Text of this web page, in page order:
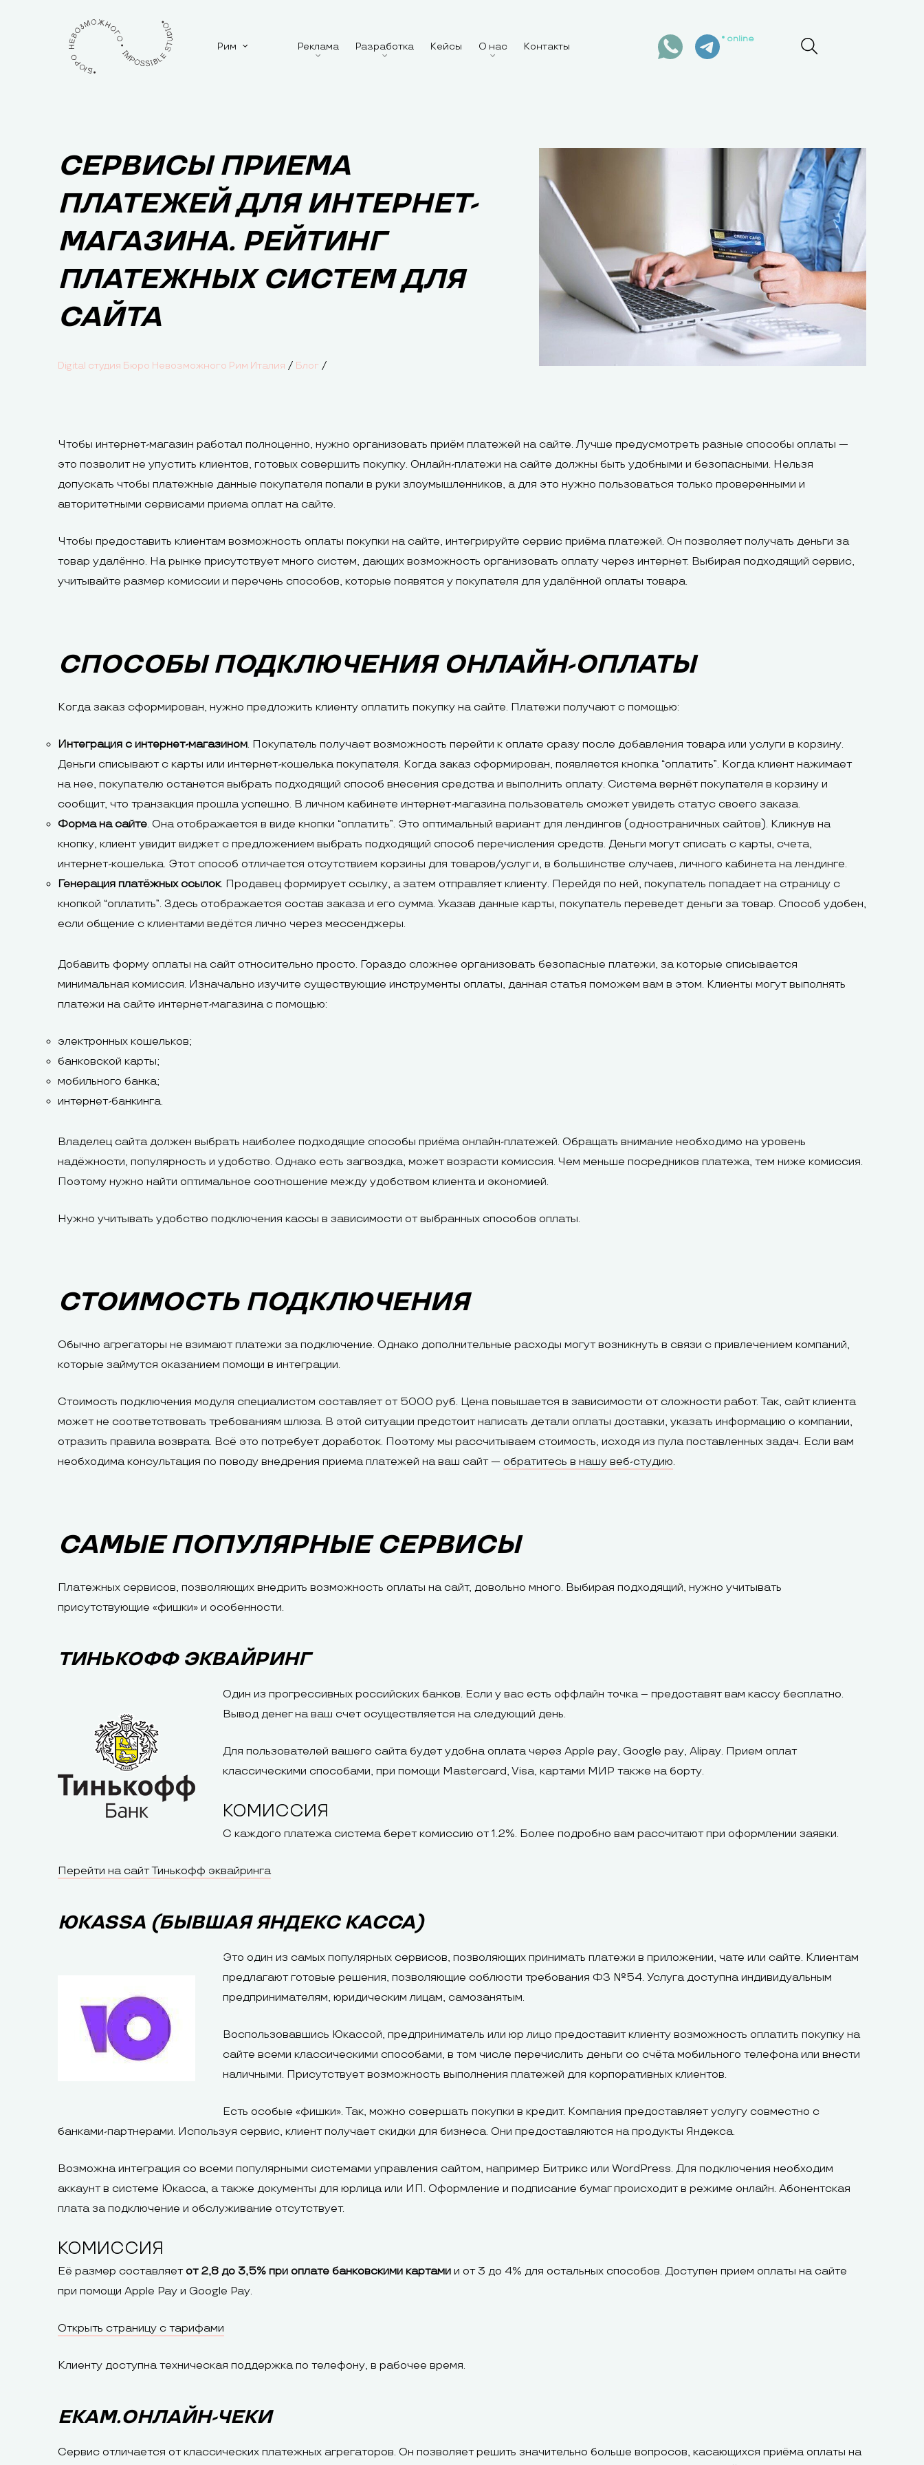
Рим Реклама Разработка Кейсы О нас Контакты
online
СЕРВИСЫ ПРИЕМА
ПЛАТЕЖЕЙ ДЛЯ ИНТЕРНЕТ-
МАГАЗИНА. РЕЙТИНГ
ПЛАТЕЖНЫХ СИСТЕМ ДЛЯ
САЙТА
Digital студия Бюро Невозможного Рим Италия / Блог /
Чтобы интернет-магазин работал полноценно, нужно организовать приём платежей на сайте. Лучше предусмотреть разные способы оплаты —
это позволит не упустить клиентов, готовых совершить покупку. Онлайн-платежи на сайте должны быть удобными и безопасными. Нельзя
допускать чтобы платежные данные покупателя попали в руки злоумышленников, а для это нужно пользоваться только проверенными и
авторитетными сервисами приема оплат на сайте.
Чтобы предоставить клиентам возможность оплаты покупки на сайте, интегрируйте сервис приёма платежей. Он позволяет получать деньги за
товар удалённо. На рынке присутствует много систем, дающих возможность организовать оплату через интернет. Выбирая подходящий сервис,
учитывайте размер комиссии и перечень способов, которые появятся у покупателя для удалённой оплаты товара.
СПОСОБЫ ПОДКЛЮЧЕНИЯ ОНЛАЙН-ОПЛАТЫ
Когда заказ сформирован, нужно предложить клиенту оплатить покупку на сайте. Платежи получают с помощью:
Интеграция с интернет-магазином. Покупатель получает возможность перейти к оплате сразу после добавления товара или услуги в корзину.
Деньги списывают с карты или интернет-кошелька покупателя. Когда заказ сформирован, появляется кнопка “оплатить”. Когда клиент нажимает
на нее, покупателю останется выбрать подходящий способ внесения средства и выполнить оплату. Система вернёт покупателя в корзину и
сообщит, что транзакция прошла успешно. В личном кабинете интернет-магазина пользователь сможет увидеть статус своего заказа.
Форма на сайте. Она отображается в виде кнопки “оплатить”. Это оптимальный вариант для лендингов (одностраничных сайтов). Кликнув на
кнопку, клиент увидит виджет с предложением выбрать подходящий способ перечисления средств. Деньги могут списать с карты, счета,
интернет-кошелька. Этот способ отличается отсутствием корзины для товаров/услуг и, в большинстве случаев, личного кабинета на лендинге.
Генерация платёжных ссылок. Продавец формирует ссылку, а затем отправляет клиенту. Перейдя по ней, покупатель попадает на страницу с
кнопкой “оплатить”. Здесь отображается состав заказа и его сумма. Указав данные карты, покупатель переведет деньги за товар. Способ удобен,
если общение с клиентами ведётся лично через мессенджеры.
Добавить форму оплаты на сайт относительно просто. Гораздо сложнее организовать безопасные платежи, за которые списывается
минимальная комиссия. Изначально изучите существующие инструменты оплаты, данная статья поможем вам в этом. Клиенты могут выполнять
платежи на сайте интернет-магазина с помощью:
электронных кошельков;
банковской карты;
мобильного банка;
интернет-банкинга.
Владелец сайта должен выбрать наиболее подходящие способы приёма онлайн-платежей. Обращать внимание необходимо на уровень
надёжности, популярность и удобство. Однако есть загвоздка, может возрасти комиссия. Чем меньше посредников платежа, тем ниже комиссия.
Поэтому нужно найти оптимальное соотношение между удобством клиента и экономией.
Нужно учитывать удобство подключения кассы в зависимости от выбранных способов оплаты.
СТОИМОСТЬ ПОДКЛЮЧЕНИЯ
Обычно агрегаторы не взимают платежи за подключение. Однако дополнительные расходы могут возникнуть в связи с привлечением компаний,
которые займутся оказанием помощи в интеграции.
Стоимость подключения модуля специалистом составляет от 5000 руб. Цена повышается в зависимости от сложности работ. Так, сайт клиента
может не соответствовать требованиям шлюза. В этой ситуации предстоит написать детали оплаты доставки, указать информацию о компании,
отразить правила возврата. Всё это потребует доработок. Поэтому мы рассчитываем стоимость, исходя из пула поставленных задач. Если вам
необходима консультация по поводу внедрения приема платежей на ваш сайт — обратитесь в нашу веб-студию.
САМЫЕ ПОПУЛЯРНЫЕ СЕРВИСЫ
Платежных сервисов, позволяющих внедрить возможность оплаты на сайт, довольно много. Выбирая подходящий, нужно учитывать
присутствующие «фишки» и особенности.
ТИНЬКОФФ ЭКВАЙРИНГ
Один из прогрессивных российских банков. Если у вас есть оффлайн точка – предоставят вам кассу бесплатно.
Вывод денег на ваш счет осуществляется на следующий день.
Для пользователей вашего сайта будет удобна оплата через Apple pay, Google pay, Alipay. Прием оплат
классическими способами, при помощи Mastercard, Visa, картами МИР также на борту.
КОМИССИЯ
С каждого платежа система берет комиссию от 1.2%. Более подробно вам рассчитают при оформлении заявки.
Перейти на сайт Тинькофф эквайринга
ЮKASSA (БЫВШАЯ ЯНДЕКС КАССА)
Это один из самых популярных сервисов, позволяющих принимать платежи в приложении, чате или сайте. Клиентам
предлагают готовые решения, позволяющие соблюсти требования ФЗ №54. Услуга доступна индивидуальным
предпринимателям, юридическим лицам, самозанятым.
Воспользовавшись Юкассой, предприниматель или юр лицо предоставит клиенту возможность оплатить покупку на
сайте всеми классическими способами, в том числе перечислить деньги со счёта мобильного телефона или внести
наличными. Присутствует возможность выполнения платежей для корпоративных клиентов.
Есть особые «фишки». Так, можно совершать покупки в кредит. Компания предоставляет услугу совместно с
банками-партнерами. Используя сервис, клиент получает скидки для бизнеса. Они предоставляются на продукты Яндекса.
Возможна интеграция со всеми популярными системами управления сайтом, например Битрикс или WordPress. Для подключения необходим
аккаунт в системе Юкасса, а также документы для юрлица или ИП. Оформление и подписание бумаг происходит в режиме онлайн. Абонентская
плата за подключение и обслуживание отсутствует.
КОМИССИЯ
Её размер составляет от 2,8 до 3,5% при оплате банковскими картами и от 3 до 4% для остальных способов. Доступен прием оплаты на сайте
при помощи Apple Pay и Google Pay.
Открыть страницу с тарифами
Клиенту доступна техническая поддержка по телефону, в рабочее время.
ЕКАМ.ОНЛАЙН-ЧЕКИ
Сервис отличается от классических платежных агрегаторов. Он позволяет решить значительно больше вопросов, касающихся приёма оплаты на